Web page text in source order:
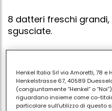
8 datteri freschi
sgusciate.
Aprite con un coltello a
delicatamente il nocciolo;
con del mascarpone e
Henkel Italia Srl via Amoretti, 78 e
Henkelstrasse 67, 40589
(congiuntamente “Henkel” o
riguardano insieme come co-
particolare sull'utilizzo di questo